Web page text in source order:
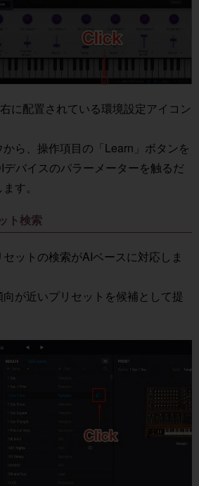
に配置されている環境設定アイコン
ら、操作項目の「Learn」ボタンを
バイスのパラーメーターを触るだ
す。
ト検索
ットの検索がAIベースに対応しま
が近いプリセットを候補として提